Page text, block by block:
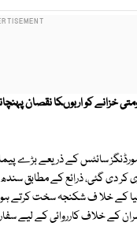
کو اربوںکا نقصان پہنچانے
ہورڈنگز سائٹس کے ذریعے بڑے
دی گئی، ذرائع کے مطابق
کے خلا ف شکنجہ سخت کرتے
کے خلاف کارروائی کے لیے